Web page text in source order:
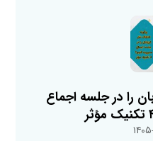
را در جلسه اجماع
۱۴